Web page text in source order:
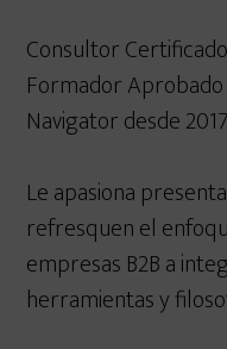
Consultor
Formador
Navigator desde
Le apasiona
refresquen el
empresas B2B a
herramientas y